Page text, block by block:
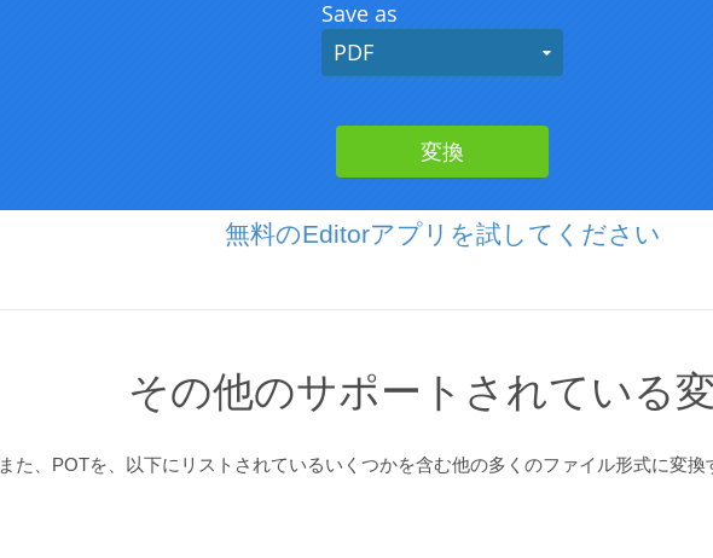
無料のEditorアプリを試してください
その他のサポートされている
また、POTを、以下にリストされているいくつかを含む他の多くのファイル形式に変